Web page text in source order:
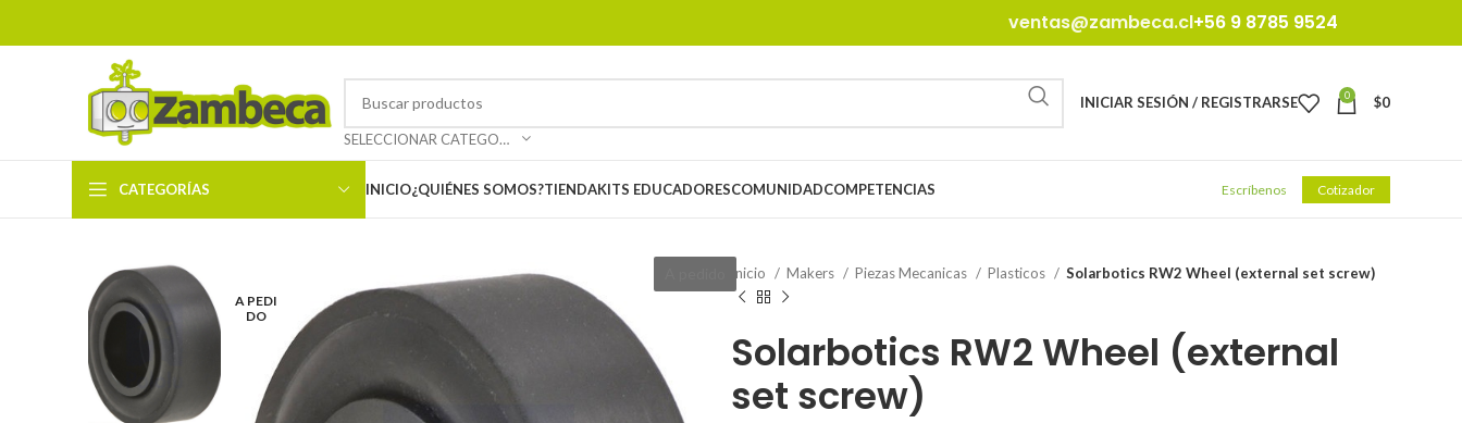
ventas@zambeca.cl+56 9 8785 9524
SELECCIONAR CATEGORÍA
INICIAR SESIÓN / REGISTRARSE 0 $0
CATEGORÍAS INICIO¿QUIÉNES SOMOS?TIENDAKITS EDUCADORESCOMUNIDADCOMPETENCIAS Escríbenos Cotizador
A PEDI
DO
Inicio Makers Piezas Mecanicas Plasticos Solarbotics RW2 Wheel (external set screw)
Solarbotics RW2 Wheel (external
set screw)